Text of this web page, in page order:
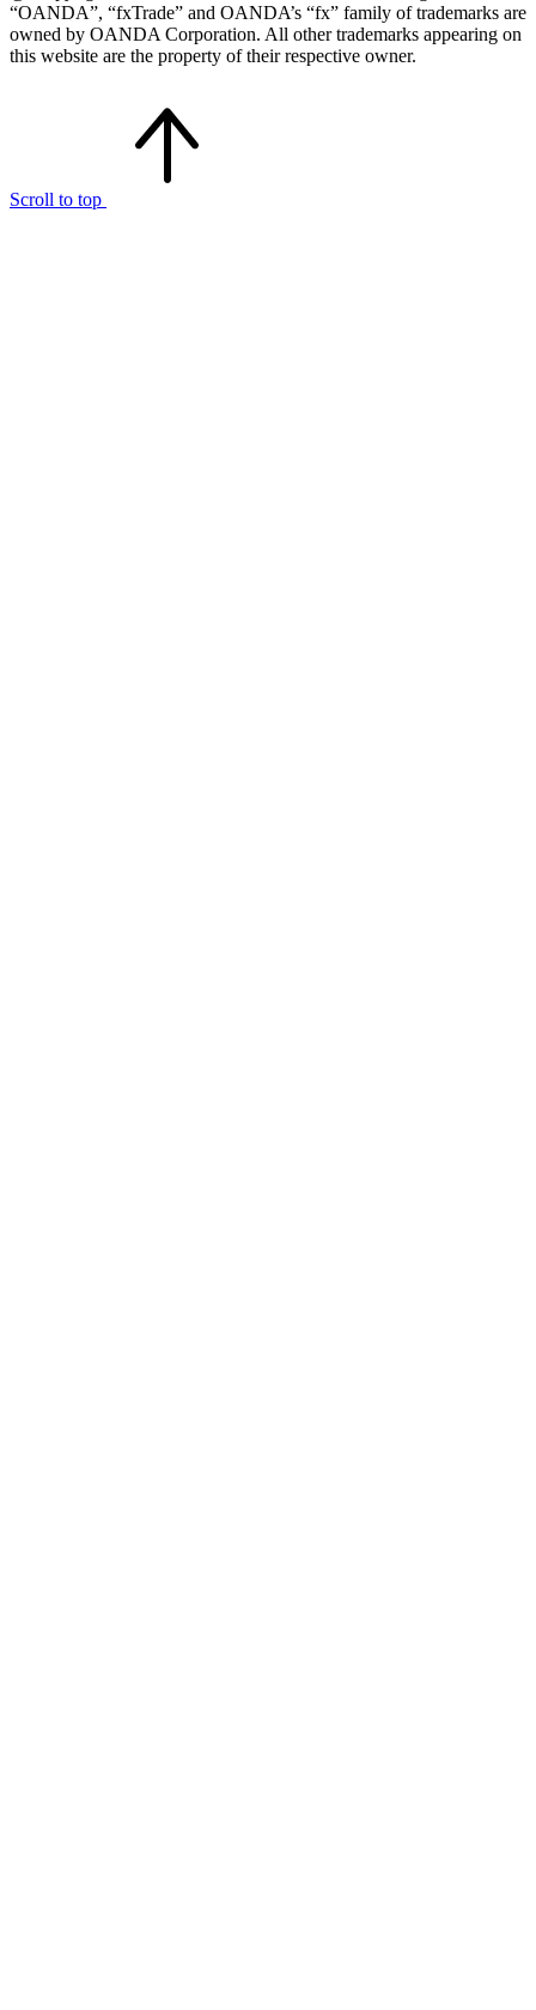
“OANDA”, “fxTrade” and OANDA’s “fx” family of trademarks are
owned by OANDA Corporation. All other trademarks appearing on
this website are the property of their respective owner.
Scroll to top